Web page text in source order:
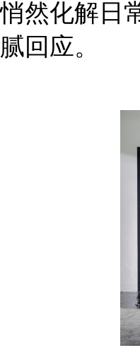
悄然化解日
腻回应。